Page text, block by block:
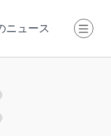
ニュース